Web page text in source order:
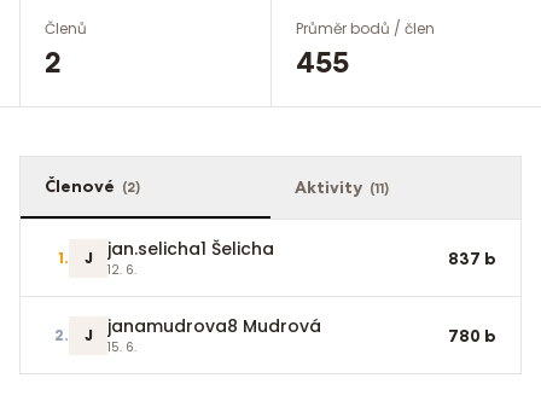
Členů
2
Průměr bodů / člen
455
Členové (2) Aktivity (11)
1. J jan.selicha1 Šelicha
12. 6.
837 b
2. J janamudrova8 Mudrová
15. 6.
780 b